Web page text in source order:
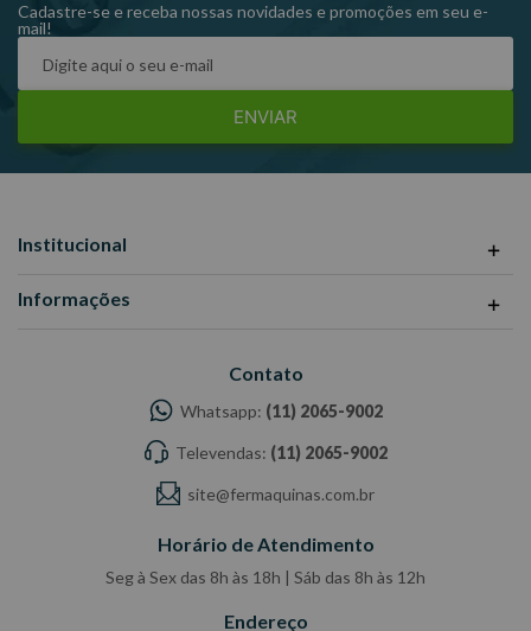
Cadastre-se e receba nossas novidades e promoções em seu e-
mail!
ENVIAR
Institucional
Informações
Contato
Whatsapp: (11) 2065-9002
Televendas: (11) 2065-9002
site@fermaquinas.com.br
Horário de Atendimento
Seg à Sex das 8h às 18h | Sáb das 8h às 12h
Endereço